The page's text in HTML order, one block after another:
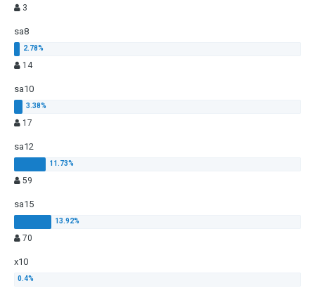
3
sa8
14
sa10
17
sa12
59
sa15
70
x10